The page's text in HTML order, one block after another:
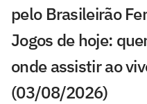
pelo Brasileirão
Jogos de hoje:
onde assistir ao
(03/08/2026)